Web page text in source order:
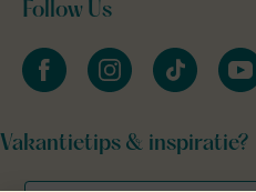
Follow Us
facebookinstagramtiktok
Vakantietips & inspiratie?